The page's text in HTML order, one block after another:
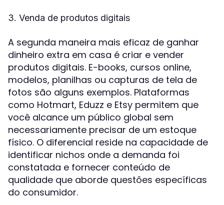
3. Venda de produtos digitais
A segunda maneira mais eficaz de ganhar
dinheiro extra em casa é criar e vender
produtos digitais. E-books, cursos online,
modelos, planilhas ou capturas de tela de
fotos são alguns exemplos. Plataformas
como Hotmart, Eduzz e Etsy permitem que
você alcance um público global sem
necessariamente precisar de um estoque
físico. O diferencial reside na capacidade de
identificar nichos onde a demanda foi
constatada e fornecer conteúdo de
qualidade que aborde questões específicas
do consumidor.